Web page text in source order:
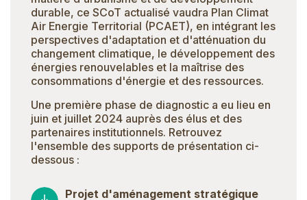
durable, ce SCoT actualisé vaudra Plan Climat
Air Energie Territorial (PCAET), en intégrant les
perspectives d'adaptation et d'atténuation du
changement climatique, le développement des
énergies renouvelables et la maîtrise des
consommations d'énergie et des ressources.
Une première phase de diagnostic a eu lieu en
juin et juillet 2024 auprès des élus et des
partenaires institutionnels. Retrouvez
l'ensemble des supports de présentation ci-
dessous :
Projet d'aménagement stratégique